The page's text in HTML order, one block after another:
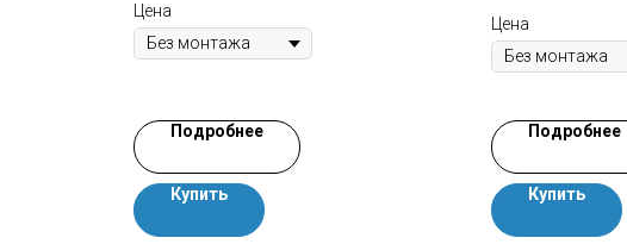
Цена
Подробнее
Купить
Цена
Подробнее
Купить